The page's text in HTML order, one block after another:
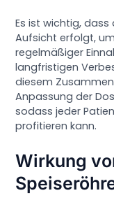
Es ist wichtig, dass
Aufsicht erfolgt,
regelmäßiger
langfristigen
diesem
Anpassung der
sodass jeder
profitieren kann.
Wirkung